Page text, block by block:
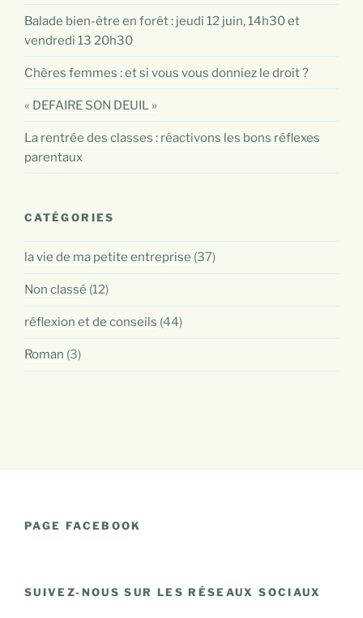
Balade bien-être en forêt : jeudi 12 juin, 14h30 et
vendredi 13 20h30
Chères femmes : et si vous vous donniez le droit ?
« DEFAIRE SON DEUIL »
La rentrée des classes : réactivons les bons réflexes
parentaux
CATÉGORIES
la vie de ma petite entreprise (37)
Non classé (12)
réflexion et de conseils (44)
Roman (3)
PAGE FACEBOOK
SUIVEZ-NOUS SUR LES RÉSEAUX SOCIAUX